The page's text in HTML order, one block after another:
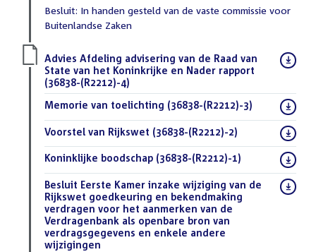
Besluit: In handen gesteld van de vaste commissie voor
Buitenlandse Zaken
Download
bestand:
Advies Afdeling advisering van de Raad van
State van het Koninkrijke en Nader rapport
(36838-(R2212)-4)
Download
Memorie van toelichting (36838-(R2212)-3)
Download
bestand:
Voorstel van Rijkswet (36838-(R2212)-2)
Download
bestand:
Koninklijke boodschap (36838-(R2212)-1)
Download
bestand:
Besluit Eerste Kamer inzake wijziging van de
Rijkswet goedkeuring en bekendmaking
verdragen voor het aanmerken van de
Verdragenbank als openbare bron van
verdragsgegevens en enkele andere
wijzigingen